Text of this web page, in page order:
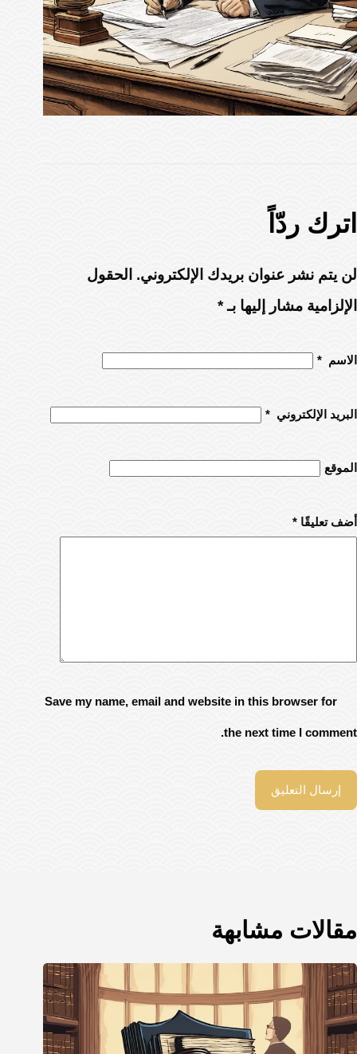
اترك ردّاً
لن يتم نشر عنوان بريدك الإلكتروني. الحقول
الإلزامية مشار إليها بـ*
الاسم *
البريد الإلكتروني *
الموقع
أضف تعليقًا *
Save my name, email and website in this browser for
the next time I comment.
إرسال التعليق
مقالات مشابهة